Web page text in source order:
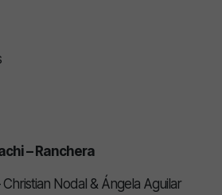
– Ranchera
Christian Nodal & Ángela Aguilar